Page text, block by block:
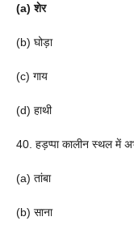
(a) शेर
(b) घोड़ा
(c) गाय
(d) हाथी
40. हड़प्पा कालीन स्थल में
(a) तांबा
(b) साना